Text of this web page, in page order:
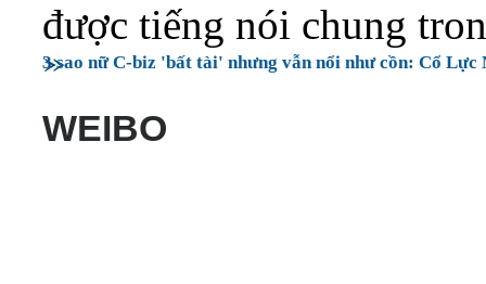
được tiếng nói chung
3 sao nữ C-biz 'bất tài' nhưng vẫn nổi như cồn: Cổ
WEIBO